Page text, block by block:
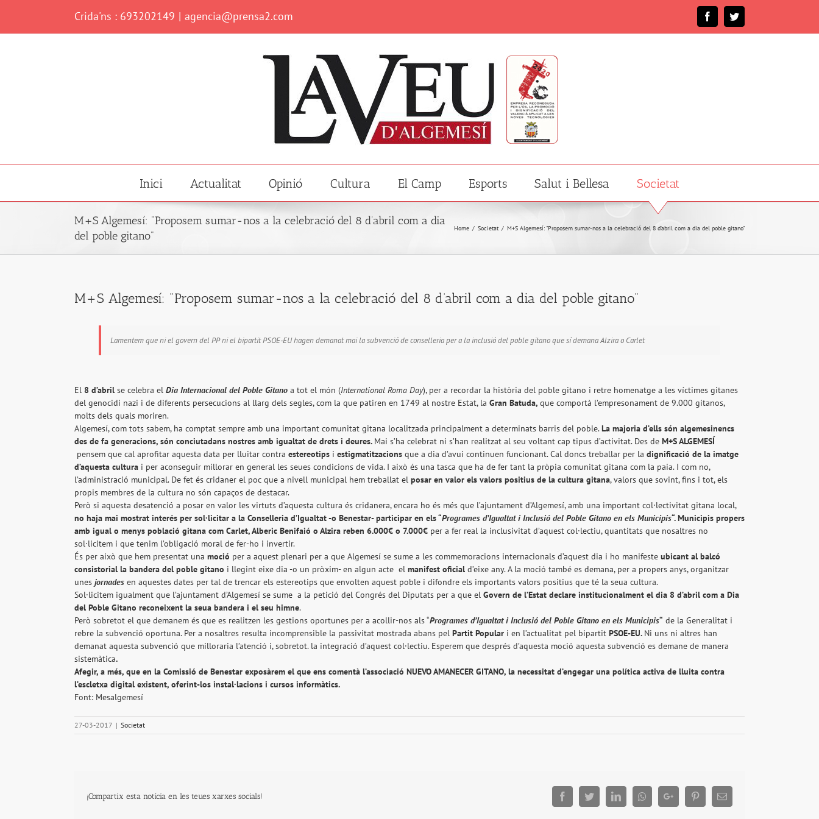
content
Crida'ns : 693202149 | agencia@prensa2.com FacebookTwitter
Inici Actualitat Opinió Cultura El Camp Esports Salut i Bellesa Societat
M+S Algemesí: "Proposem sumar-nos a la celebració del 8 d’abril com a dia
del poble gitano"
Home / Societat / M+S Algemesí: "Proposem sumar-nos a la celebració del 8 d’abril com a dia del poble gitano"
M+S Algemesí: "Proposem sumar-nos a la celebració del 8 d’abril com a dia del poble gitano"
Lamentem que ni el govern del PP ni el bipartit PSOE-EU hagen demanat mai la subvenció de conselleria per a la inclusió del poble gitano que sí demana Alzira o Carlet
El 8 d’abril se celebra el Dia Internacional del Poble Gitano a tot el món (International Roma Day), per a recordar la història del poble gitano i retre homenatge a les víctimes gitanes
del genocidi nazi i de diferents persecucions al llarg dels segles, com la que patiren en 1749 al nostre Estat, la Gran Batuda, que comportà l’empresonament de 9.000 gitanos,
molts dels quals moriren.
Algemesí, com tots sabem, ha comptat sempre amb una important comunitat gitana localitzada principalment a determinats barris del poble.La majoria d’ells són algemesinencs
des de fa generacions, són conciutadans nostres amb igualtat de drets i deures. Mai s’ha celebrat ni s’han realitzat al seu voltant cap tipus d’activitat. Des de M+S ALGEMESÍ
pensem que cal aprofitar aquesta data per lluitar contra estereotips i estigmatitzacions que a dia d’avui continuen funcionant. Cal doncs treballar per la dignificació de la imatge
d’aquesta cultura i per aconseguir millorar en general les seues condicions de vida. I això és una tasca que ha de fer tant la pròpia comunitat gitana com la paia. I com no,
l’administració municipal. De fet és cridaner el poc que a nivell municipal hem treballat el posar en valor els valors positius de la cultura gitana, valors que sovint, fins i tot, els
propis membres de la cultura no són capaços de destacar.
Però si aquesta desatenció a posar en valor les virtuts d’aquesta cultura és cridanera, encara ho és més que l’ajuntament d’Algemesí, amb una important col·lectivitat gitana local,
no haja mai mostrat interés per sol·licitar a la Conselleria d’Igualtat -o Benestar- participar en els “Programes d’Igualtat i Inclusió del Poble Gitano en els Municipis“. Municipis propers
amb igual o menys població gitana com Carlet, Alberic Benifaió o Alzira reben 6.000€ o 7.000€ per a fer real la inclusivitat d’aquest col·lectiu, quantitats que nosaltres no
sol·licitem i que tenim l’obligació moral de fer-ho i invertir.
És per això que hem presentat una moció per a aquest plenari per a que Algemesí se sume a les commemoracions internacionals d’aquest dia i ho manifeste ubicant al balcó
consistorial la bandera del poble gitano i llegint eixe dia -o un pròxim- en algun acte el manifest oficial d’eixe any. A la moció també es demana, per a propers anys, organitzar
unes jornades en aquestes dates per tal de trencar els estereotips que envolten aquest poble i difondre els importants valors positius que té la seua cultura.
Sol·licitem igualment que l’ajuntament d’Algemesí se sume a la petició del Congrés del Diputats per a que el Govern de l’Estat declare institucionalment el dia 8 d’abril com a Dia
del Poble Gitano reconeixent la seua bandera i el seu himne.
Però sobretot el que demanem és que es realitzen les gestions oportunes per a acollir-nos als “Programes d’Igualtat i Inclusió del Poble Gitano en els Municipis“ de la Generalitat i
rebre la subvenció oportuna. Per a nosaltres resulta incomprensible la passivitat mostrada abans pel Partit Popular i en l’actualitat pel bipartit PSOE-EU. Ni uns ni altres han
demanat aquesta subvenció que milloraria l’atenció i, sobretot. la integració d’aquest col·lectiu. Esperem que després d’aquesta moció aquesta subvenció es demane de manera
sistemàtica.
Afegir, a més, que en la Comissió de Benestar exposàrem el que ens comentà l’associació NUEVO AMANECER GITANO, la necessitat d’engegar una política activa de lluita contra
l’escletxa digital existent, oferint-los instal·lacions i cursos informàtics.
Font: Mesalgemesí
27-03-2017 | Societat
¡Compartix esta notícia en les teues xarxes socials! FacebookTwitterLinkedInWhatsappGoogle+ PinterestEmail